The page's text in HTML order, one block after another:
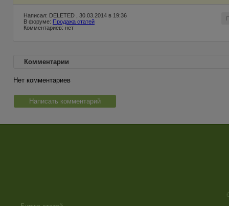
Написал: DELETED , 30.03.2014 в 19:36
В форуме: Продажа статей
Комментариев: нет
Комментарии
Нет комментариев
Написать комментарий